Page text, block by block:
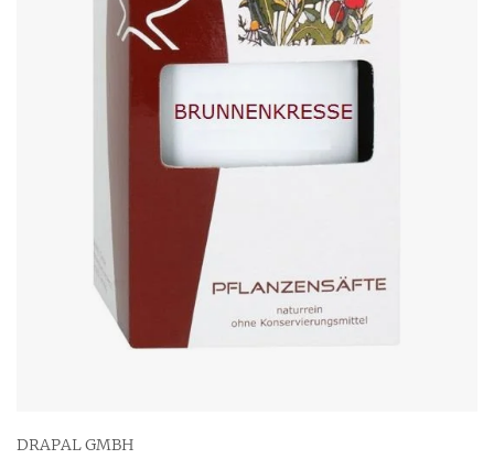
DRAPAL GMBH